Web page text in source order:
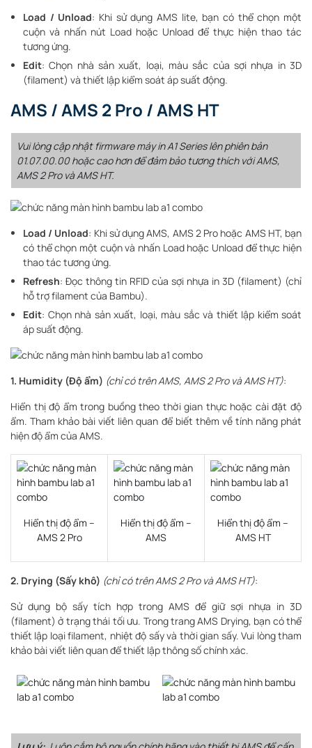
Load / Unload: Khi sử dụng AMS lite, bạn có thể chọn một
cuộn và nhấn nút Load hoặc Unload để thực hiện thao tác
tương ứng.
Edit: Chọn nhà sản xuất, loại, màu sắc của sợi nhựa in 3D
(filament) và thiết lập kiểm soát áp suất động.
AMS / AMS 2 Pro / AMS HT
Vui lòng cập nhật firmware máy in A1 Series lên phiên bản
01.07.00.00 hoặc cao hơn để đảm bảo tương thích với AMS,
AMS 2 Pro và AMS HT.
Load / Unload: Khi sử dụng AMS, AMS 2 Pro hoặc AMS HT, bạn
có thể chọn một cuộn và nhấn Load hoặc Unload để thực hiện
thao tác tương ứng.
Refresh: Đọc thông tin RFID của sợi nhựa in 3D (filament) (chỉ
hỗ trợ filament của Bambu).
Edit: Chọn nhà sản xuất, loại, màu sắc và thiết lập kiểm soát
áp suất động.
1. Humidity (Độ ẩm) (chỉ có trên AMS, AMS 2 Pro và AMS HT):
Hiển thị độ ẩm trong buồng theo thời gian thực hoặc cài đặt độ
ẩm. Tham khảo bài viết liên quan để biết thêm về tính năng phát
hiện độ ẩm của AMS.
Hiển thị độ ẩm –
AMS 2 Pro
Hiển thị độ ẩm –
AMS
Hiển thị độ ẩm –
AMS HT
2. Drying (Sấy khô) (chỉ có trên AMS 2 Pro và AMS HT):
Sử dụng bộ sấy tích hợp trong AMS để giữ sợi nhựa in 3D
(filament) ở trạng thái tối ưu. Trong trang AMS Drying, bạn có thể
thiết lập loại filament, nhiệt độ sấy và thời gian sấy. Vui lòng tham
khảo bài viết liên quan để thiết lập thông số chính xác.